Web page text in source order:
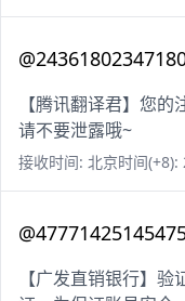
【腾讯翻译君】您
请不要泄露哦~
接收时间: 北京时间
【广发直销银行】